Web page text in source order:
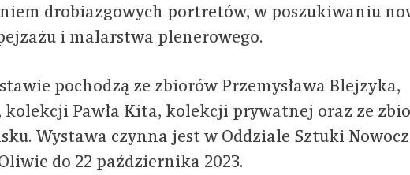
drobiazgowych portretów, w poszukiwaniu
i malarstwa plenerowego.
pochodzą ze zbiorów Przemysława Blejzyka,
Pawła Kita, kolekcji prywatnej oraz ze
Wystawa czynna jest w Oddziale Sztuki
do 22 października 2023.